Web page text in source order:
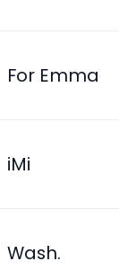
For Emma
iMi
Wash.